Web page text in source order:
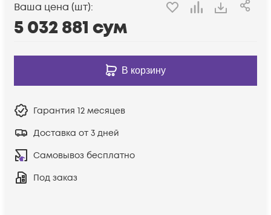
Ваша цена (шт):
5 032 881 сум
В корзину
Гарантия 12 месяцев
Доставка от 3 дней
Самовывоз бесплатно
Под заказ